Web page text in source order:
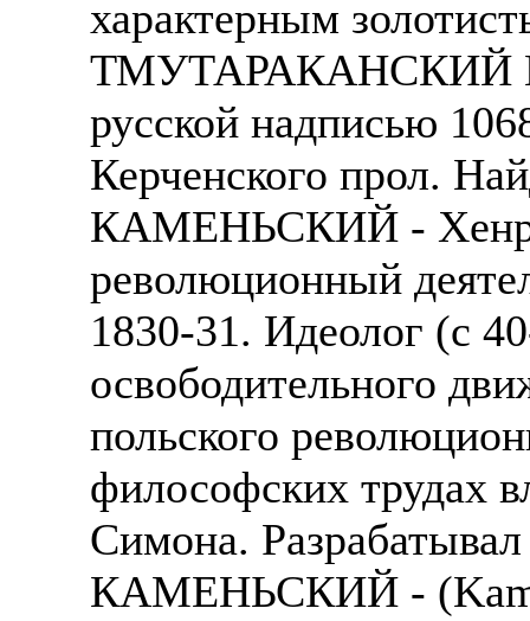
характерным
ТМУТАРАКАНСКИЙ
русской надписью
Керченского прол.
КАМЕНЬСКИЙ -
революционный
1830-31. Идеолог (с
освободительного
польского
философских трудах
Симона.
КАМЕНЬСКИЙ -